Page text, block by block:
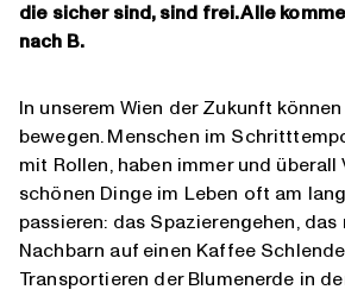
die sicher sind, sind frei. Alle
nach B.
In unserem Wien der Zukunft
bewegen. Menschen im
mit Rollen, haben immer und überall
schönen Dinge im Leben oft am
passieren: das Spazierengehen,
Nachbarn auf einen Kaffee
Transportieren der Blumenerde in